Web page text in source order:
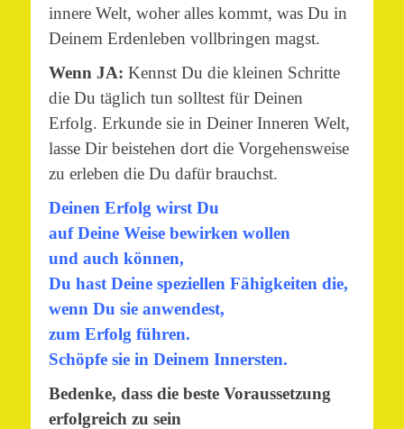
innere Welt, woher alles kommt, was Du in
Deinem Erdenleben vollbringen magst.
Wenn JA: Kennst Du die kleinen Schritte
die Du täglich tun solltest für Deinen
Erfolg. Erkunde sie in Deiner Inneren Welt,
lasse Dir beistehen dort die Vorgehensweise
zu erleben die Du dafür brauchst.
Deinen Erfolg wirst Du
auf Deine Weise bewirken wollen
und auch können,
Du hast Deine speziellen Fähigkeiten die,
wenn Du sie anwendest,
zum Erfolg führen.
Schöpfe sie in Deinem Innersten.
Bedenke, dass die beste Voraussetzung
erfolgreich zu sein